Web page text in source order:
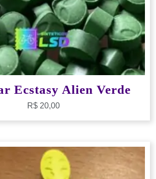
Ecstasy Alien Verde
R$20,00